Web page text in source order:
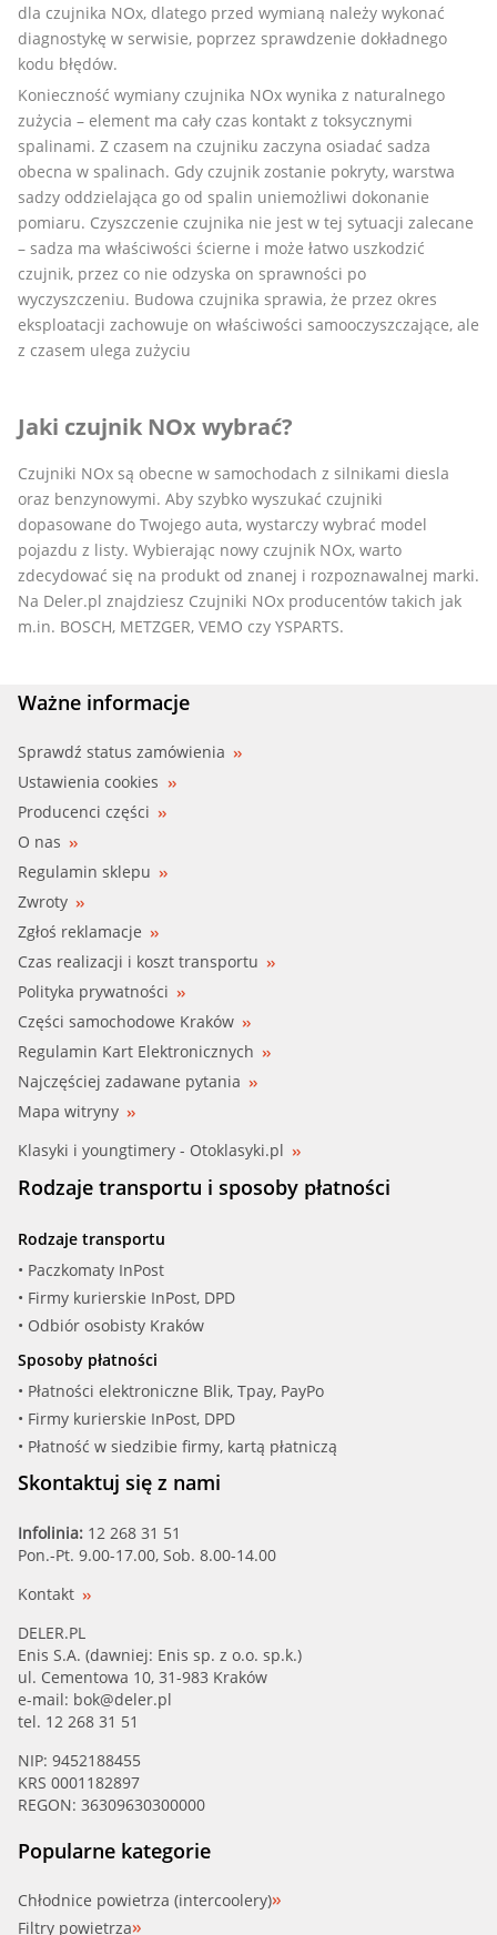
dla czujnika NOx, dlatego przed wymianą należy wykonać
diagnostykę w serwisie, poprzez sprawdzenie dokładnego
kodu błędów.
Konieczność wymiany czujnika NOx wynika z naturalnego
zużycia – element ma cały czas kontakt z toksycznymi
spalinami. Z czasem na czujniku zaczyna osiadać sadza
obecna w spalinach. Gdy czujnik zostanie pokryty, warstwa
sadzy oddzielająca go od spalin uniemożliwi dokonanie
pomiaru. Czyszczenie czujnika nie jest w tej sytuacji zalecane
– sadza ma właściwości ścierne i może łatwo uszkodzić
czujnik, przez co nie odzyska on sprawności po
wyczyszczeniu. Budowa czujnika sprawia, że przez okres
eksploatacji zachowuje on właściwości samooczyszczające, ale
z czasem ulega zużyciu
Jaki czujnik NOx wybrać?
Czujniki NOx są obecne w samochodach z silnikami diesla
oraz benzynowymi. Aby szybko wyszukać czujniki
dopasowane do Twojego auta, wystarczy wybrać model
pojazdu z listy. Wybierając nowy czujnik NOx, warto
zdecydować się na produkt od znanej i rozpoznawalnej marki.
Na Deler.pl znajdziesz Czujniki NOx producentów takich jak
m.in. BOSCH, METZGER, VEMO czy YSPARTS.
Ważne informacje
Sprawdź status zamówienia
Ustawienia cookies
Producenci części
O nas
Regulamin sklepu
Zwroty
Zgłoś reklamacje
Czas realizacji i koszt transportu
Polityka prywatności
Części samochodowe Kraków
Regulamin Kart Elektronicznych
Najczęściej zadawane pytania
Mapa witryny
Klasyki i youngtimery - Otoklasyki.pl
Rodzaje transportu i sposoby płatności
Rodzaje transportu
• Paczkomaty InPost
• Firmy kurierskie InPost, DPD
• Odbiór osobisty Kraków
Sposoby płatności
• Płatności elektroniczne Blik, Tpay, PayPo
• Firmy kurierskie InPost, DPD
• Płatność w siedzibie firmy, kartą płatniczą
Skontaktuj się z nami
Infolinia: 12 268 31 51
Pon.-Pt. 9.00-17.00, Sob. 8.00-14.00
Kontakt
DELER.PL
Enis S.A. (dawniej: Enis sp. z o.o. sp.k.)
ul. Cementowa 10, 31-983 Kraków
e-mail: bok@deler.pl
tel. 12 268 31 51
NIP: 9452188455
KRS 0001182897
REGON: 36309630300000
Popularne kategorie
Chłodnice powietrza (intercoolery)
Filtry powietrza